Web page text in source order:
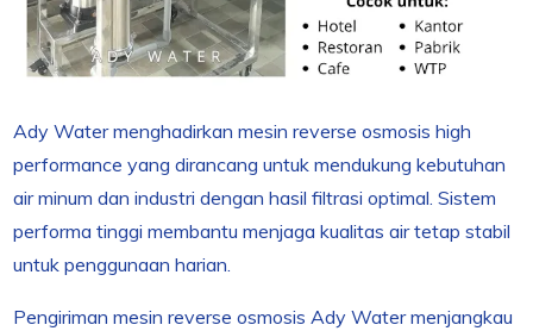
Ady Water menghadirkan mesin reverse osmosis high
performance yang dirancang untuk mendukung kebutuhan
air minum dan industri dengan hasil filtrasi optimal. Sistem
performa tinggi membantu menjaga kualitas air tetap stabil
untuk penggunaan harian.
Pengiriman mesin reverse osmosis Ady Water menjangkau